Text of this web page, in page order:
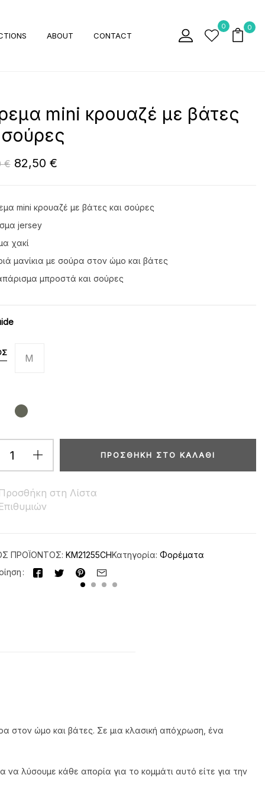
ABOUT CONTACT
0 0
mini κρουαζέ με βάτες
σούρες
€ 82,50 €
mini κρουαζέ με βάτες και σούρες
jersey
χακί
μανίκια με σούρα στον ώμο και βάτες
μπροστά και σούρες
M
ΠΡΟΣΘΉΚΗ ΣΤΟ ΚΑΛΆΘΙ
στη Λίστα
ΠΡΟΪΌΝΤΟΣ: KM21255CHΚατηγορία: Φορέματα
στον ώμο και βάτες. Σε μια κλασική απόχρωση, ένα
λύσουμε κάθε απορία για το κομμάτι αυτό είτε για την